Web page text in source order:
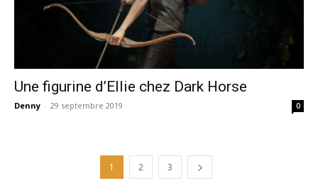
Une figurine d’Ellie chez Dark Horse
Denny - 29 septembre 2019 0
1 2 3